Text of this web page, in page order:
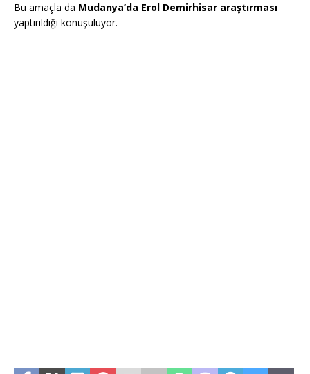
Bu amaçla da Mudanya’da Erol Demirhisar araştırması
yaptırıldığı konuşuluyor.